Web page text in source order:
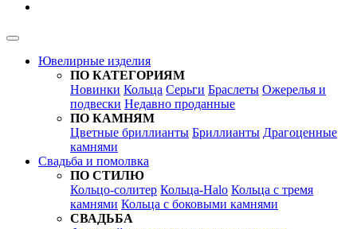
Ювелирные изделия
ПО КАТЕГОРИЯМ
Новинки Кольца Серьги Браслеты Ожерелья и
подвески Недавно проданные
ПО КАМНЯМ
Цветные бриллианты Бриллианты Драгоценные
камнями
Свадьба и помолвка
ПО СТИЛЮ
Кольцо-солитер Кольца-Halo Кольца c тремя
камнями Кольца c боковыми камнями
СВАДЬБА